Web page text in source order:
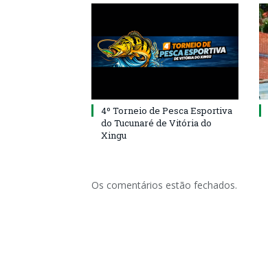
4º Torneio de Pesca Esportiva
do Tucunaré de Vitória do
Xingu
Os comentários estão fechados.